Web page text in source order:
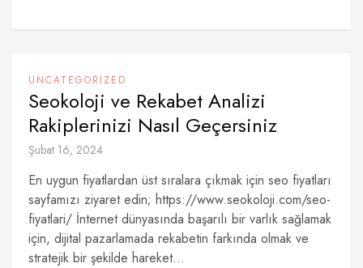
UNCATEGORIZED
Seokoloji ve Rekabet Analizi
Rakiplerinizi Nasıl Geçersiniz
Şubat 16, 2024
En uygun fiyatlardan üst sıralara çıkmak için seo fiyatları
sayfamızı ziyaret edin; https://www.seokoloji.com/seo-
fiyatlari/ İnternet dünyasında başarılı bir varlık sağlamak
için, dijital pazarlamada rekabetin farkında olmak ve
stratejik bir şekilde hareket...